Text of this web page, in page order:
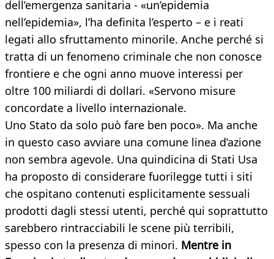
dell’emergenza sanitaria - «un’epidemia
nell’epidemia», l’ha definita l’esperto – e i reati
legati allo sfruttamento minorile. Anche perché si
tratta di un fenomeno criminale che non conosce
frontiere e che ogni anno muove interessi per
oltre 100 miliardi di dollari. «Servono misure
concordate a livello internazionale.
Uno Stato da solo può fare ben poco». Ma anche
in questo caso avviare una comune linea d’azione
non sembra agevole. Una quindicina di Stati Usa
ha proposto di considerare fuorilegge tutti i siti
che ospitano contenuti esplicitamente sessuali
prodotti dagli stessi utenti, perché qui soprattutto
sarebbero rintracciabili le scene più terribili,
spesso con la presenza di minori. Mentre in